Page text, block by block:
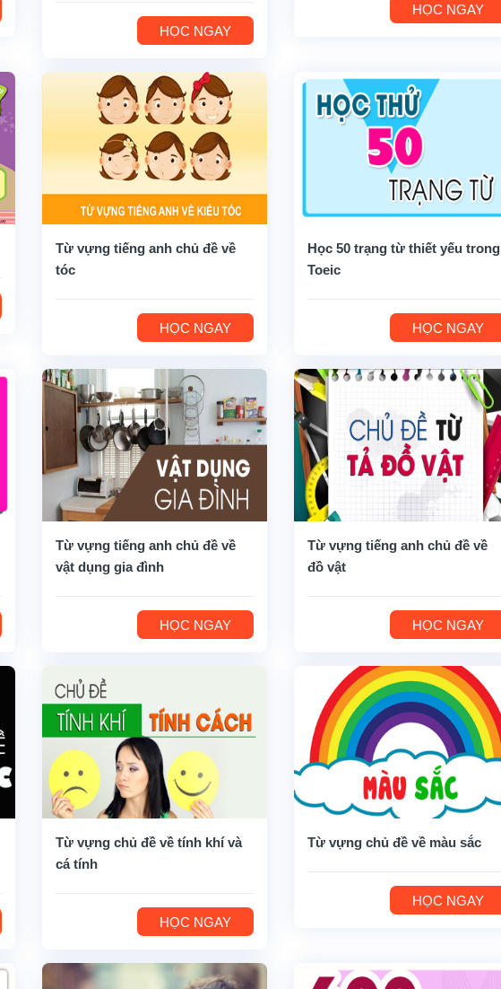
HỌC NGAY
HỌC NGAY
Từ vựng tiếng anh chủ đề về
tóc
HỌC NGAY
Học 50 trạng từ thiết yếu trong
Toeic
HỌC NGAY
Từ vựng tiếng anh chủ đề về
vật dụng gia đình
HỌC NGAY
Từ vựng tiếng anh chủ đề về
đồ vật
HỌC NGAY
Từ vựng chủ đề về tính khí và
cá tính
HỌC NGAY
Từ vựng chủ đề về màu sắc
HỌC NGAY